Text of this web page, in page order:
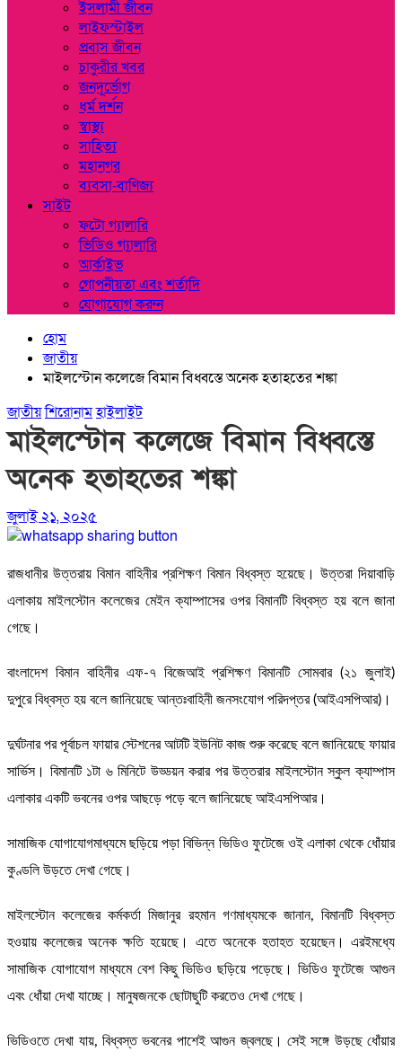
ইসলামী জীবন
লাইফস্টাইল
প্রবাস জীবন
চাকুরীর খবর
জনদূর্ভোগ
ধর্ম দর্শন
স্বাস্থ্য
সাহিত্য
মহানগর
ব্যবসা-বাণিজ্য
সাইট
ফটো গ্যালারি
ভিডিও গ্যালারি
আর্কাইভ
গোপনীয়তা এবং শর্তাদি
যোগাযোগ করুন
হোম
জাতীয়
মাইলস্টোন কলেজে বিমান বিধ্বস্তে অনেক হতাহতের শঙ্কা
জাতীয়শিরোনামহাইলাইট
মাইলস্টোন কলেজে বিমান বিধ্বস্তে
অনেক হতাহতের শঙ্কা
জুলাই ২১, ২০২৫
রাজধানীর উত্তরায় বিমান বাহিনীর প্রশিক্ষণ বিমান বিধ্বস্ত হয়েছে। উত্তরা দিয়াবাড়ি
এলাকায় মাইলস্টোন কলেজের মেইন ক্যাম্পাসের ওপর বিমানটি বিধ্বস্ত হয় বলে জানা
গেছে।
বাংলাদেশ বিমান বাহিনীর এফ-৭ বিজেআই প্রশিক্ষণ বিমানটি সোমবার (২১ জুলাই)
দুপুরে বিধ্বস্ত হয় বলে জানিয়েছে আন্তঃবাহিনী জনসংযোগ পরিদপ্তর (আইএসপিআর)।
দুর্ঘটনার পর পূর্বাচল ফায়ার স্টেশনের আটটি ইউনিট কাজ শুরু করেছে বলে জানিয়েছে ফায়ার
সার্ভিস। বিমানটি ১টা ৬ মিনিটে উড্ডয়ন করার পর উত্তরার মাইলস্টোন স্কুল ক্যাম্পাস
এলাকার একটি ভবনের ওপর আছড়ে পড়ে বলে জানিয়েছে আইএসপিআর।
সামাজিক যোগাযোগমাধ্যমে ছড়িয়ে পড়া বিভিন্ন ভিডিও ফুটেজে ওই এলাকা থেকে ধোঁয়ার
কুণ্ডলি উড়তে দেখা গেছে।
মাইলস্টোন কলেজের কর্মকর্তা মিজানুর রহমান গণমাধ্যমকে জানান, বিমানটি বিধ্বস্ত
হওয়ায় কলেজের অনেক ক্ষতি হয়েছে। এতে অনেকে হতাহত হয়েছেন। এরইমধ্যে
সামাজিক যোগাযোগ মাধ্যমে বেশ কিছু ভিডিও ছড়িয়ে পড়েছে। ভিডিও ফুটেজে আগুন
এবং ধোঁয়া দেখা যাচ্ছে। মানুষজনকে ছোটাছুটি করতেও দেখা গেছে।
ভিডিওতে দেখা যায়, বিধ্বস্ত ভবনের পাশেই আগুন জ্বলছে। সেই সঙ্গে উড়ছে ধোঁয়ার